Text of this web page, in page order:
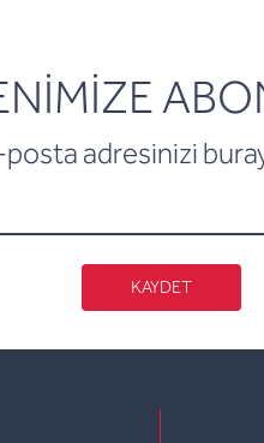
posta adresinizi
newsletter
KAYDET